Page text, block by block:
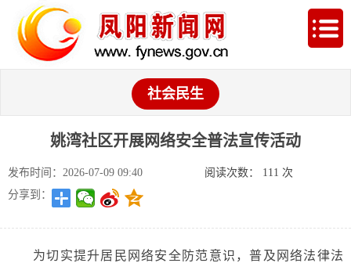
社会民生
姚湾社区开展网络安全普法宣传活动
发布时间：2026-07-09 09:40 阅读次数： 111 次
分享到：
为切实提升居民网络安全防范意识，普及网络法律法